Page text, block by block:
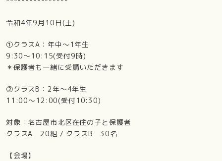
令和4年9月10日(土)
①クラスA：年中～1年生
9:30～10:15(受付9時)
＊保護者も一緒に受講いただきます
②クラスB：2年～4年生
11:00～12:00(受付10:30)
対象：名古屋市北区在住の子と保護者
クラスA 20組 / クラスB 30名
【会場】